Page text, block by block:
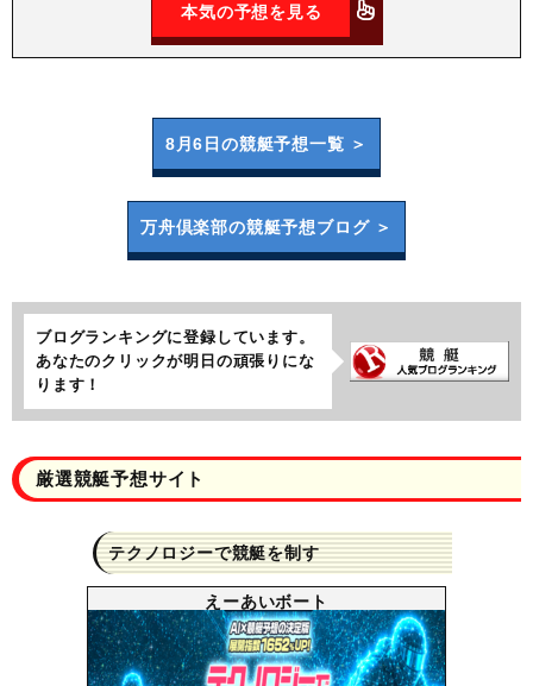
本気の予想を見る
8月6日の競艇予想一覧 ＞
万舟倶楽部の競艇予想ブログ ＞
ブログランキングに登録しています。
あなたのクリックが明日の頑張りにな
ります！
厳選競艇予想サイト
テクノロジーで競艇を制す
えーあいボート